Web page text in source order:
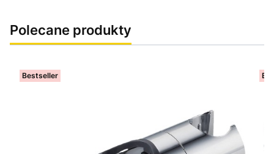
Polecane produkty
Bestseller